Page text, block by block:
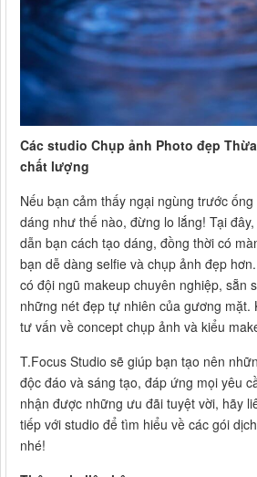
Các studio Chụp ảnh Photo đẹp
chất lượng
Nếu bạn cảm thấy ngại ngùng trước
dáng như thế nào, đừng lo lắng! Tại
dẫn bạn cách tạo dáng, đồng thời có
bạn dễ dàng selfie và chụp ảnh đẹp
có đội ngũ makeup chuyên nghiệp, sẵn
những nét đẹp tự nhiên của gương mặt.
tư vấn về concept chụp ảnh và kiểu
T.Focus Studio sẽ giúp bạn tạo nên
độc đáo và sáng tạo, đáp ứng mọi yêu
nhận được những ưu đãi tuyệt vời, hãy
tiếp với studio để tìm hiểu về các gói
nhé!